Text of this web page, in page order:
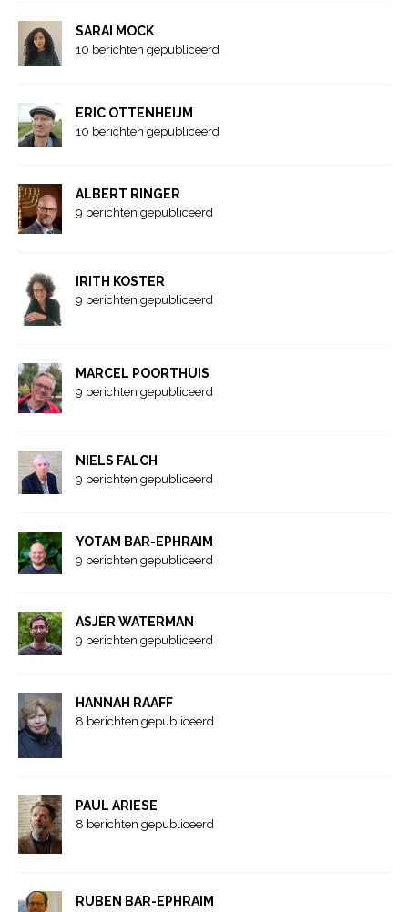
SARAI MOCK
10 berichten gepubliceerd
ERIC OTTENHEIJM
10 berichten gepubliceerd
ALBERT RINGER
9 berichten gepubliceerd
IRITH KOSTER
9 berichten gepubliceerd
MARCEL POORTHUIS
9 berichten gepubliceerd
NIELS FALCH
9 berichten gepubliceerd
YOTAM BAR-EPHRAIM
9 berichten gepubliceerd
ASJER WATERMAN
9 berichten gepubliceerd
HANNAH RAAFF
8 berichten gepubliceerd
PAUL ARIESE
8 berichten gepubliceerd
RUBEN BAR-EPHRAIM